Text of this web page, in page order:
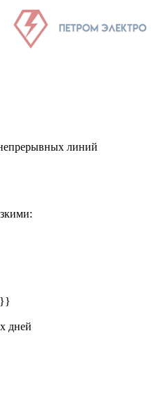
линий
}}
дней